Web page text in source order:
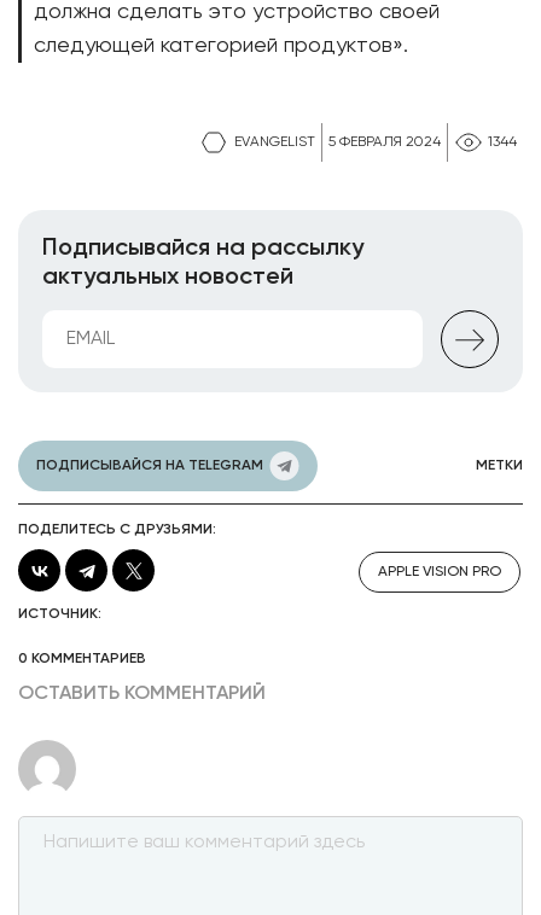
EVANGELIST 5 ФЕВРАЛЯ 2024 1344
должна сделать это устройство своей
следующей категорией продуктов».
Подписывайся на рассылку
актуальных новостей
ПОДПИСЫВАЙСЯ НА TELEGRAM МЕТКИ
ПОДЕЛИТЕСЬ С ДРУЗЬЯМИ:
APPLE VISION PRO
ИСТОЧНИК:
0 КОММЕНТАРИЕВ
ОСТАВИТЬ КОММЕНТАРИЙ